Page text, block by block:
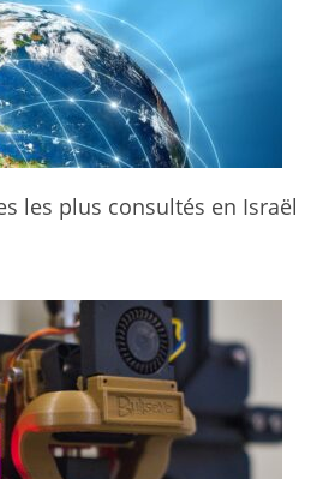
les plus consultés en Israël